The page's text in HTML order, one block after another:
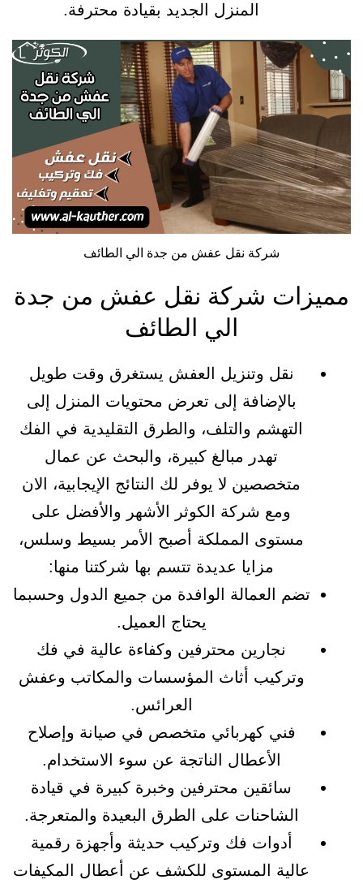
المنزل الجديد بقيادة محترفة.
شركة نقل عفش من جدة الي الطائف
مميزات شركة نقل عفش من جدة
الي الطائف
نقل وتنزيل العفش يستغرق وقت طويل
بالإضافة إلى تعرض محتويات المنزل إلى
التهشم والتلف، والطرق التقليدية في الفك
تهدر مبالغ كبيرة، والبحث عن عمال
متخصصين لا يوفر لك النتائج الإيجابية، الان
ومع شركة الكوثر الأشهر والأفضل على
مستوى المملكة أصبح الأمر بسيط وسلس،
مزايا عديدة تتسم بها شركتنا منها:
تضم العمالة الوافدة من جميع الدول وحسبما
يحتاج العميل.
نجارين محترفين وكفاءة عالية في فك
وتركيب أثاث المؤسسات والمكاتب وعفش
العرائس.
فني كهربائي متخصص في صيانة وإصلاح
الأعطال الناتجة عن سوء الاستخدام.
سائقين محترفين وخبرة كبيرة في قيادة
الشاحنات على الطرق البعيدة والمتعرجة.
أدوات فك وتركيب حديثة وأجهزة رقمية
عالية المستوى للكشف عن أعطال المكيفات